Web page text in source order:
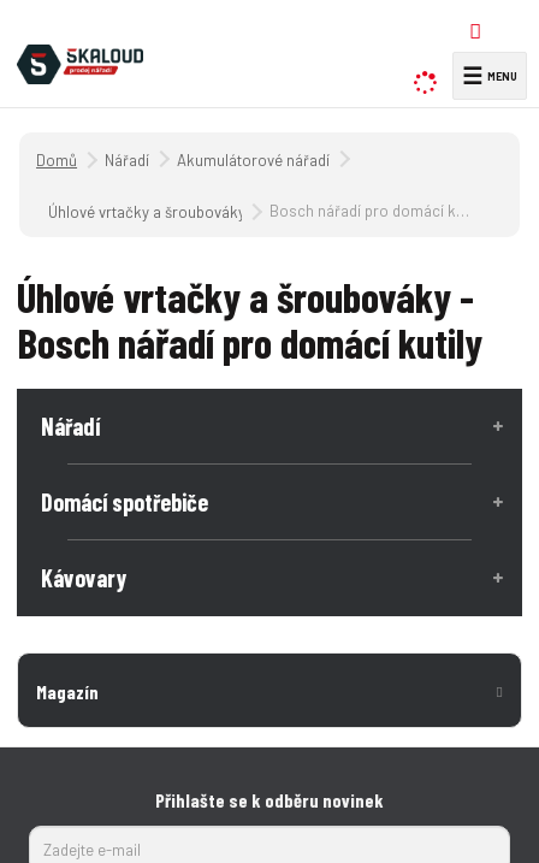
y
☰
Úvodní strana
Nářadí Akumulátorové nářadí
Úhlové vrtačky a šroubováky Bosch nářadí pro domácí kutily
Úhlové vrtačky a šroubováky -
Bosch nářadí pro domácí kutily
Nářadí
Domácí spotřebiče
Kávovary
Magazín
Přihlašte se k odběru novinek